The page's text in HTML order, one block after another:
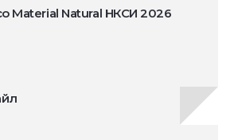
Material Natural НКСИ 2026